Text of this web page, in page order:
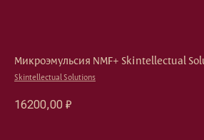
Микроэмульсия NMF+ Skintellectual
Skintellectual Solutions
16200,00 ₽